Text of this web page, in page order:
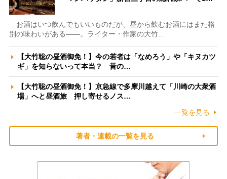
お酒はいつ飲んでもいいものだが、昼から飲むお酒にはまた格
別の味わいがある――。ライター・作家の大竹…
【大竹聡の昼酒御免！】今の若者は「なめろう」や「キヌカツ
ギ」を知らないって本当？ 昔の…
【大竹聡の昼酒御免！】京急線で多摩川越えて「川崎の大衆酒
場」へと昼酒旅 押し寄せるノス…
一覧を見る
著者・連載の一覧を見る